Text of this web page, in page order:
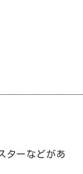
ターなどがあ